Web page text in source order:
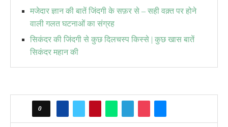
मजेदार ज्ञान की बातें जिंदगी के सफ़र से – सही वक़्त पर होने
वाली गलत घटनाओं का संग्रह
सिकंदर की जिंदगी से कुछ दिलचस्प किस्से | कुछ खास बातें
सिकंदर महान की
0